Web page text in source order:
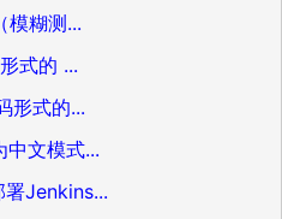
糊测...
式的 ...
形式的...
文模式...
Jenkins...